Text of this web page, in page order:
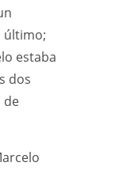
último;
estaba
dos
de